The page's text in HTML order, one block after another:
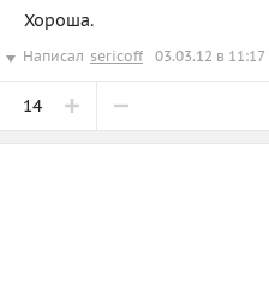
Хороша.
Написал sericoff 03.03.12 в 11:17
14